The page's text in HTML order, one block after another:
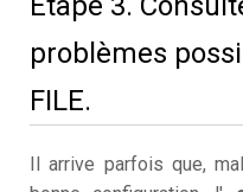
problèmes
FILE.
Il arrive parfois que,